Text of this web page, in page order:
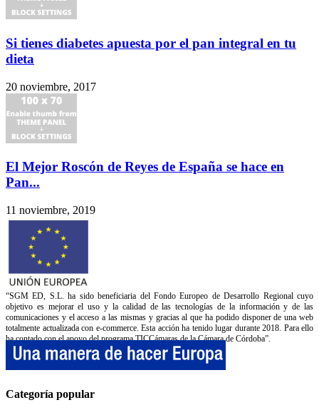
Si tienes diabetes apuesta por el pan integral en tu
dieta
20 noviembre, 2017
El Mejor Roscón de Reyes de España se hace en
Pan...
11 noviembre, 2019
“SGM ED, S.L. ha sido beneficiaria del Fondo Europeo de Desarrollo Regional cuyo
objetivo es mejorar el uso y la calidad de las tecnologías de la información y de las
comunicaciones y el acceso a las mismas y gracias al que ha podido disponer de una web
totalmente actualizada con e-commerce. Esta acción ha tenido lugar durante 2018. Para ello
ha contado con el apoyo del programa TICCámaras de la Cámara de Córdoba”.
Categoría popular